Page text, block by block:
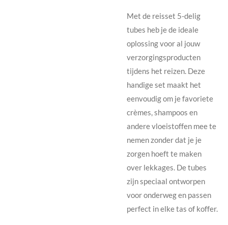
Met de reisset 5-delig
tubes heb je de ideale
oplossing voor al jouw
verzorgingsproducten
tijdens het reizen. Deze
handige set maakt het
eenvoudig om je favoriete
crèmes, shampoos en
andere vloeistoffen mee te
nemen zonder dat je je
zorgen hoeft te maken
over lekkages. De tubes
zijn speciaal ontworpen
voor onderweg en passen
perfect in elke tas of koffer.